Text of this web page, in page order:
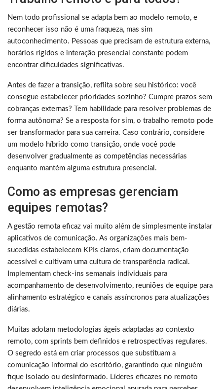
Nem todo profissional se adapta bem ao modelo remoto, e
reconhecer isso não é uma fraqueza, mas sim
autoconhecimento. Pessoas que precisam de estrutura externa,
horários rígidos e interação presencial constante podem
encontrar dificuldades significativas.
Antes de fazer a transição, reflita sobre seu histórico: você
consegue estabelecer prioridades sozinho? Cumpre prazos sem
cobranças externas? Tem habilidade para resolver problemas de
forma autônoma? Se a resposta for sim, o trabalho remoto pode
ser transformador para sua carreira. Caso contrário, considere
um modelo híbrido como transição, onde você pode
desenvolver gradualmente as competências necessárias
enquanto mantém alguma estrutura presencial.
Como as empresas gerenciam
equipes remotas?
A gestão remota eficaz vai muito além de simplesmente instalar
aplicativos de comunicação. As organizações mais bem-
sucedidas estabelecem KPIs claros, criam documentação
acessível e cultivam uma cultura de transparência radical.
Implementam check-ins semanais individuais para
acompanhamento de desenvolvimento, reuniões de equipe para
alinhamento estratégico e canais assíncronos para atualizações
diárias.
Muitas adotam metodologias ágeis adaptadas ao contexto
remoto, com sprints bem definidos e retrospectivas regulares.
O segredo está em criar processos que substituam a
comunicação informal do escritório, garantindo que ninguém
fique isolado ou desinformado. Líderes eficazes no remoto